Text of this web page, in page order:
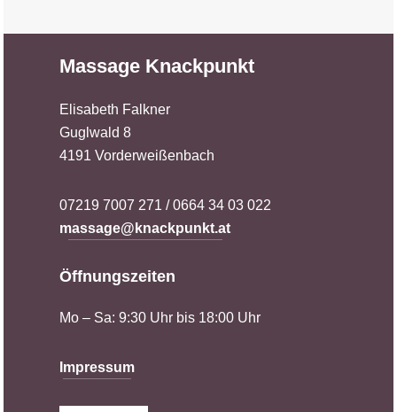
Massage Knackpunkt
Elisabeth Falkner
Guglwald 8
4191 Vorderweißenbach
07219 7007 271 / 0664 34 03 022
massage@knackpunkt.at
Öffnungszeiten
Mo – Sa: 9:30 Uhr bis 18:00 Uhr
Impressum